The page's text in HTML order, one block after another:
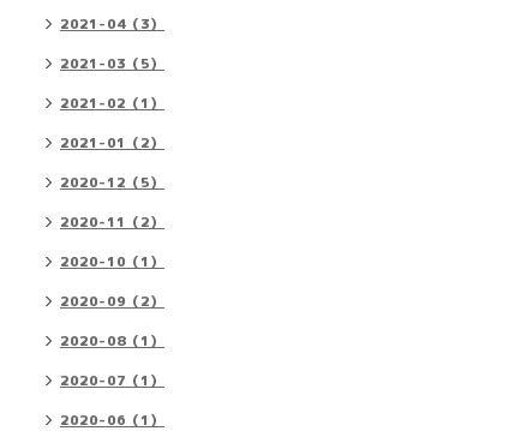
2021-04（3）
2021-03（5）
2021-02（1）
2021-01（2）
2020-12（5）
2020-11（2）
2020-10（1）
2020-09（2）
2020-08（1）
2020-07（1）
2020-06（1）